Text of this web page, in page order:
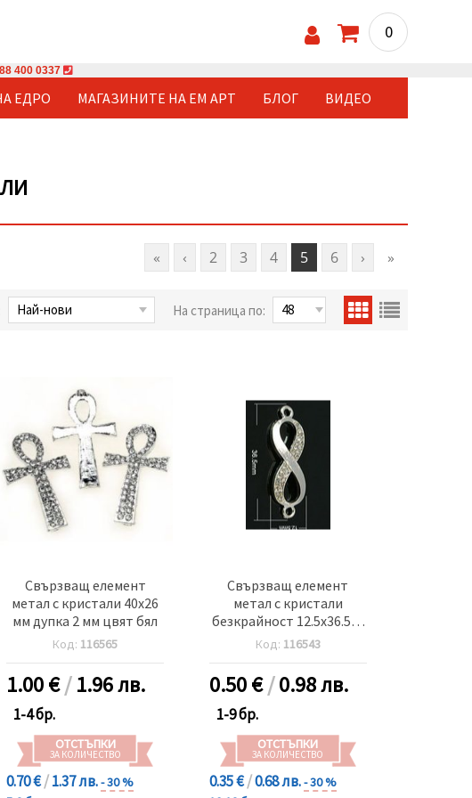
0
400 0337
ЕДРО МАГАЗИНИТЕ НА ЕМ АРТ БЛОГ ВИДЕО
« ‹ 2 3 4 5 6 › »
На страница по:
Свързващ елемент
метал с кристали 40x26
мм дупка 2 мм цвят бял
Код: 116565
1.00€/1.96 лв.
1-4 бр.
ОТСТЪПКИ
ЗА КОЛИЧЕСТВО
0.70 €/1.37 лв.- 30 %
Свързващ елемент
метал с кристали
безкрайност 12.5x36.5x3
мм дупка 2 мм цвят
сребро
Код: 116543
0.50€/0.98 лв.
1-9 бр.
ОТСТЪПКИ
ЗА КОЛИЧЕСТВО
0.35 €/0.68 лв.- 30 %